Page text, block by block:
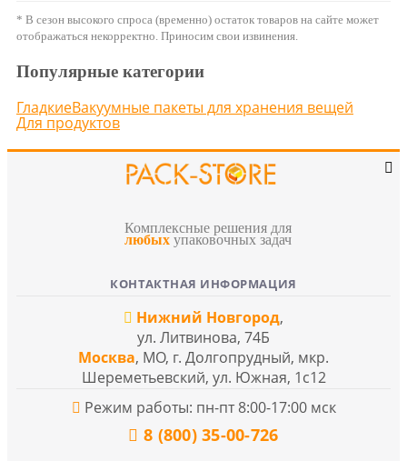
* В сезон высокого спроса (временно) остаток товаров на сайте может
отображаться некорректно. Приносим свои извинения.
Популярные категории
ГладкиеВакуумные пакеты для хранения вещей
Для продуктов
Комплексные решения для
любых упаковочных задач
КОНТАКТНАЯ ИНФОРМАЦИЯ
Нижний Новгород,
ул. Литвинова, 74Б
Москва, МО, г. Долгопрудный, мкр.
Шереметьевский, ул. Южная, 1с12
Режим работы: пн-пт 8:00-17:00 мск
8 (800) 35-00-726